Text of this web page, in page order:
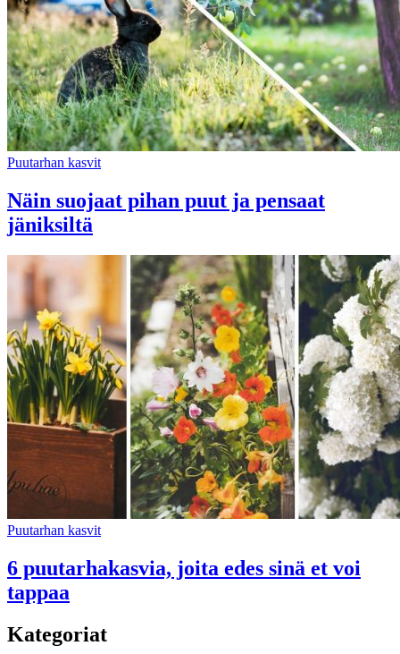
Puutarhan kasvit
Näin suojaat pihan puut ja pensaat
jäniksiltä
Puutarhan kasvit
6 puutarhakasvia, joita edes sinä et voi
tappaa
Kategoriat